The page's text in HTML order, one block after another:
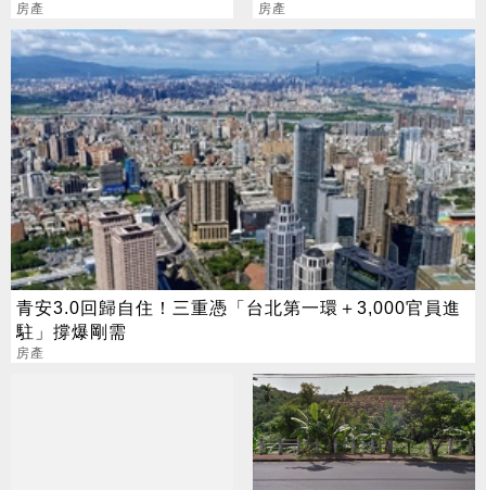
見單價驚呆了
房產 房產
青安3.0回歸自住！三重憑「台北第一環＋3,000官員進
駐」撐爆剛需
房產